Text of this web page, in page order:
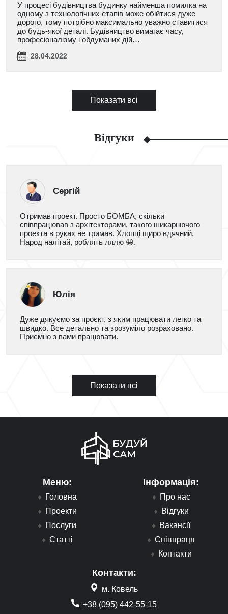
У процесі будівництва будинку найменша помилка на
одному з технологічних етапів може обійтися дуже
дорого, тому потрібно максимально уважно ставитися
до будь-якої деталі. Будівництво вимагає часу,
професіоналізму і обдуманих дій…
28.04.2022
Показати всі
Відгуки
Сергій
Отримав проект. Просто БОМБА, скільки
співпрацював з архітекторами, такого шикарнючого
проекта в руках не тримав. Хлопці щиро вдячний.
Народ налітай, роблять лялю 😀.
Юлія
Дуже дякуємо за проєкт, з яким працювати легко та
швидко. Все детально та зрозуміло розраховано.
Приємно з вами працювати.
Показати всі
Меню:
Головна
Проекти
Послуги
Статті
Інформація:
Про нас
Відгуки
Вакансії
Співпраця
Контакти
Контакти:
м. Ковель
+38 (095) 442-55-15